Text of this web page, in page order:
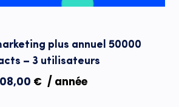
plus annuel 50000
– 3 utilisateurs
€ / année